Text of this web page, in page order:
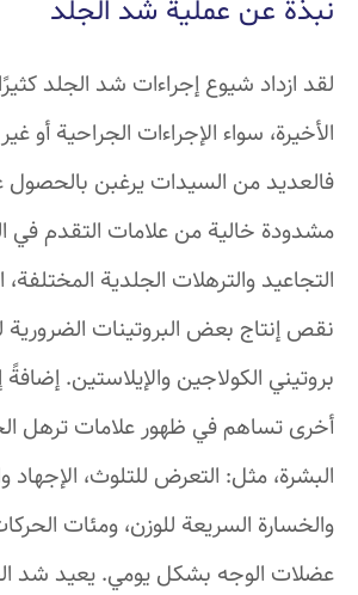
نبذة عن عملية شد الجلد
لقد ازداد شيوع إجراءات شد الجلد
الأخيرة، سواء الإجراءات الجراحية أو
فالعديد من السيدات يرغبن بالحصول
مشدودة خالية من علامات التقدم في
التجاعيد والترهلات الجلدية
نقص إنتاج بعض البروتينات الضرورية
بروتيني الكولاجين والإيلاستين.
أخرى تساهم في ظهور علامات ترهل
البشرة، مثل: التعرض للتلوث، الإجهاد
والخسارة السريعة للوزن، ومئات
عضلات الوجه بشكل يومي. يعيد شد